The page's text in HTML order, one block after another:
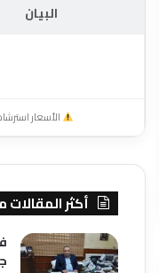
البيان
الأسعار
أكثر